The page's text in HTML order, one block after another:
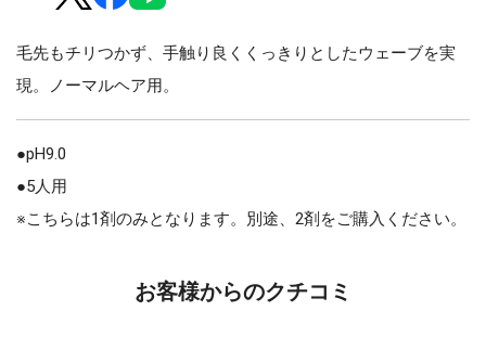
毛先もチリつかず、手触り良くくっきりとしたウェーブを実
現。ノーマルヘア用。
●pH9.0
●5人用
※こちらは1剤のみとなります。別途、2剤をご購入ください。
お客様からのクチコミ